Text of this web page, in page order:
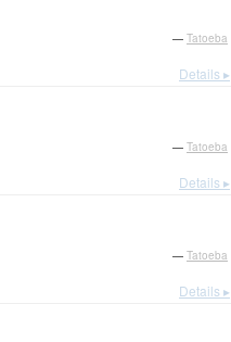
— Tatoeba
Details ▸
— Tatoeba
Details ▸
— Tatoeba
Details ▸